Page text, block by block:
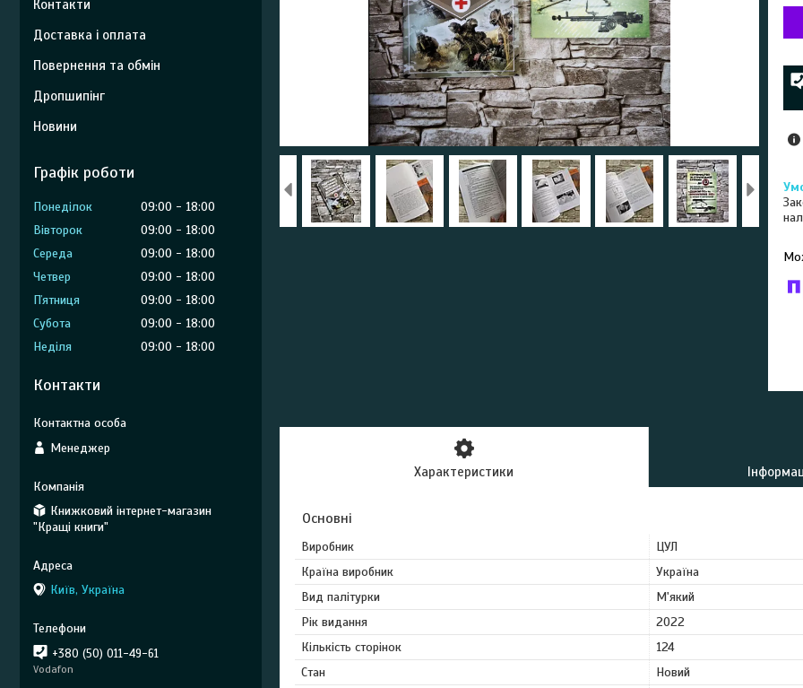
Характеристики
Основні
Виробник
ЦУЛ
Країна виробник
Україна
Вид палітурки
М'який
Рік видання
2022
Кількість сторінок
124
Стан
Новий
Контакти
Доставка і оплата
Повернення та обмін
Дропшипінг
Новини
Графік роботи
Понеділок 09:00
18:00
Вівторок
09:00
18:00
Середа
09:00
18:00
Четвер
09:00
18:00
Пʼятниця
09:00
18:00
Субота
09:00
18:00
Неділя
09:00 18:00
Контакти
Менеджер
Книжковий інтернет-магазин
"Кращі книги"
Київ, Україна
+380 (50) 011-49-61
Vodafon